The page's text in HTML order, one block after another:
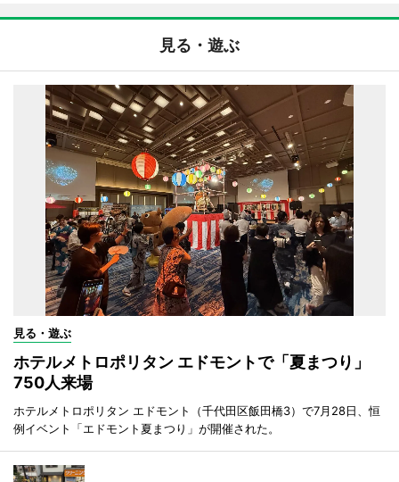
見る・遊ぶ
見る・遊ぶ
ホテルメトロポリタン エドモントで「夏まつり」
750人来場
ホテルメトロポリタン エドモント（千代田区飯田橋3）で7月28日、恒
例イベント「エドモント夏まつり」が開催された。